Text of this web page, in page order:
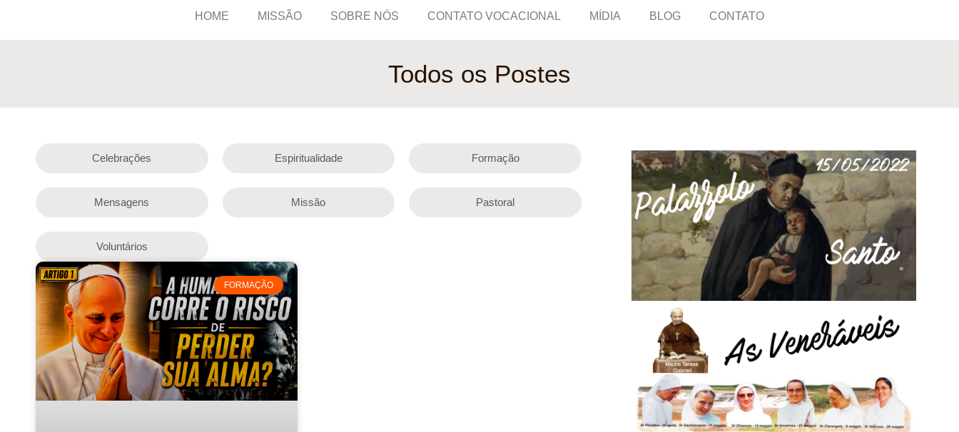
HOME MISSÃO SOBRE NÓS CONTATO VOCACIONAL MÍDIA BLOG CONTATO
Todos os Postes
Celebrações Espiritualidade Formação
Mensagens Missão Pastoral
Voluntários
FORMAÇÃO